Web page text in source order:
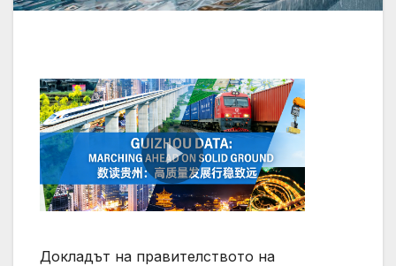
Докладът на правителството на